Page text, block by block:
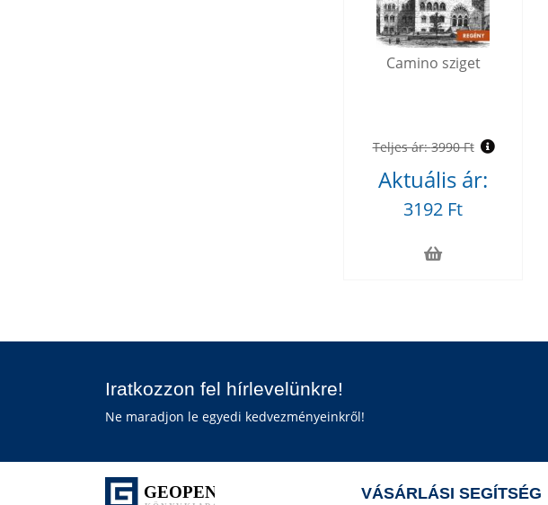
Camino sziget
Teljes ár:3990 Ft
Aktuális ár:
3192 Ft
Iratkozzon fel hírlevelünkre!
Ne maradjon le egyedi kedvezményeinkről!
VÁSÁRLÁSI SEGÍTSÉG